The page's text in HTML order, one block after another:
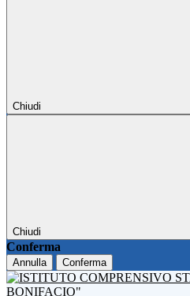
Chiudi
Chiudi
Conferma
Annulla Conferma